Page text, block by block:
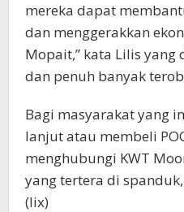
mereka dapat
dan menggerakkan
Mopait,” kata Lilis yang
dan penuh banyak
Bagi masyarakat yang
lanjut atau membeli
menghubungi KWT
yang tertera di
(lix)